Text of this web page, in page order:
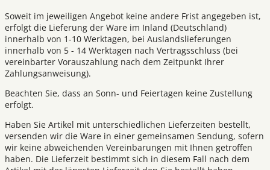
Soweit im jeweiligen Angebot keine andere Frist angegeben ist,
erfolgt die Lieferung der Ware im Inland (Deutschland)
innerhalb von 1-10 Werktagen, bei Auslandslieferungen
innerhalb von 5 - 14 Werktagen nach Vertragsschluss (bei
vereinbarter Vorauszahlung nach dem Zeitpunkt Ihrer
Zahlungsanweisung).
Beachten Sie, dass an Sonn- und Feiertagen keine Zustellung
erfolgt.
Haben Sie Artikel mit unterschiedlichen Lieferzeiten bestellt,
versenden wir die Ware in einer gemeinsamen Sendung, sofern
wir keine abweichenden Vereinbarungen mit Ihnen getroffen
haben. Die Lieferzeit bestimmt sich in diesem Fall nach dem